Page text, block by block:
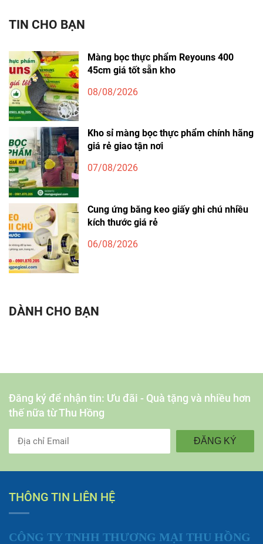
TIN CHO BẠN
Màng bọc thực phẩm Reyouns 400
45cm giá tốt sẵn kho
08/08/2026
Kho sỉ màng bọc thực phẩm chính hãng
giá rẻ giao tận nơi
07/08/2026
Cung ứng băng keo giấy ghi chú nhiều
kích thước giá rẻ
06/08/2026
DÀNH CHO BẠN
Đăng ký để nhận tin: Ưu đãi - Quà tặng và nhiều hơn
thế nữa từ Thu Hồng
ĐĂNG KÝ
THÔNG TIN LIÊN HỆ
CÔNG TY TNHH THƯƠNG MẠI THU HỒNG